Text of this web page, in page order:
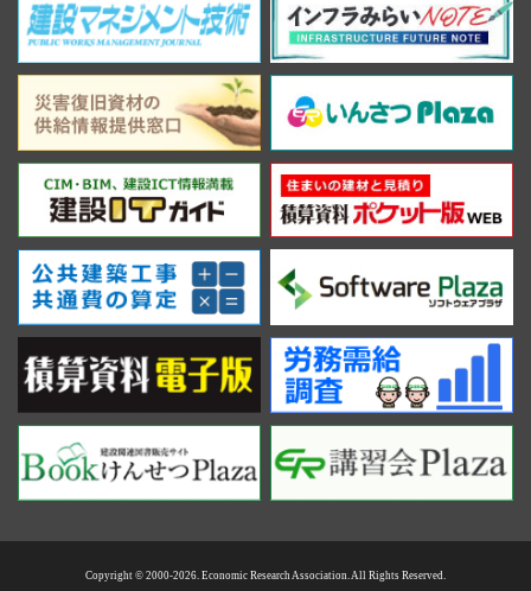
Copyright © 2000-2026. Economic Research Association. All Rights Reserved.